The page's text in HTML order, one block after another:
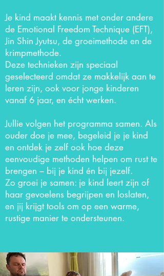
Je kind maakt kennis met onder andere
de Emotional Freedom Technique (EFT),
Jin Shin Jyutsu, de groeimethode en de
krimpmethode.
Deze technieken zijn speciaal
geselecteerd omdat ze makkelijk aan te
leren zijn, ook voor jonge kinderen
vanaf 6 jaar, en écht werken.
Jullie volgen het programma samen. Als
ouder doe je mee, begeleid je je kind
en ontdek je zelf ook hoe deze
eenvoudige methoden helpen om rust te
brengen – bij je kind én bij jezelf.
Zo groei je samen: je kind leert zijn of
haar gevoelens begrijpen en loslaten,
en jij krijgt tools om op een warme,
rustige manier te ondersteunen.